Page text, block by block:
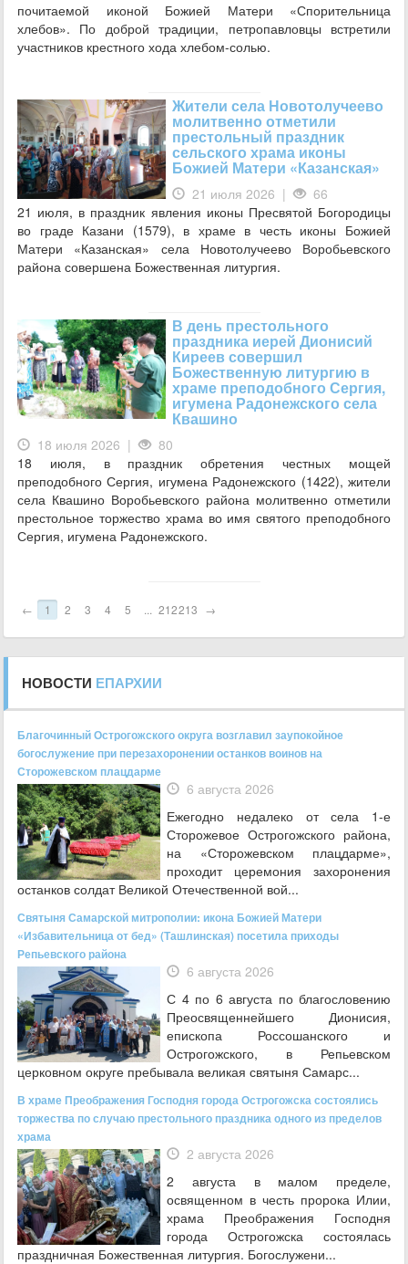
почитаемой иконой Божией Матери «Спорительница
хлебов». По доброй традиции, петропавловцы встретили
участников крестного хода хлебом-солью.
Жители села Новотолучеево
молитвенно отметили
престольный праздник
сельского храма иконы
Божией Матери «Казанская»
21 июля 2026 |
66
21 июля, в праздник явления иконы Пресвятой Богородицы
во граде Казани (1579), в храме в честь иконы Божией
Матери «Казанская» села Новотолучеево Воробьевского
района совершена Божественная литургия.
В день престольного
праздника иерей Дионисий
Киреев совершил
Божественную литургию в
храме преподобного Сергия,
игумена Радонежского села
Квашино
18 июля 2026 |
80
18 июля, в праздник обретения честных мощей
преподобного Сергия, игумена Радонежского (1422), жители
села Квашино Воробьевского района молитвенно отметили
престольное торжество храма во имя святого преподобного
Сергия, игумена Радонежского.
← 1 2 3 4 5 ... 212213 →
НОВОСТИ ЕПАРХИИ
Благочинный Острогожского округа возглавил заупокойное
богослужение при перезахоронении останков воинов на
Сторожевском плацдарме
6 августа 2026
Ежегодно недалеко от села 1-е
Сторожевое Острогожского района,
на «Сторожевском плацдарме»,
проходит церемония захоронения
останков солдат Великой Отечественной вой...
Святыня Самарской митрополии: икона Божией Матери
«Избавительница от бед» (Ташлинская) посетила приходы
Репьевского района
6 августа 2026
С 4 по 6 августа по благословению
Преосвященнейшего Дионисия,
епископа Россошанского и
Острогожского, в Репьевском
церковном округе пребывала великая святыня Самарс...
В храме Преображения Господня города Острогожска состоялись
торжества по случаю престольного праздника одного из пределов
храма
2 августа 2026
2 августа в малом пределе,
освященном в честь пророка Илии,
храма Преображения Господня
города Острогожска состоялась
праздничная Божественная литургия. Богослужени...